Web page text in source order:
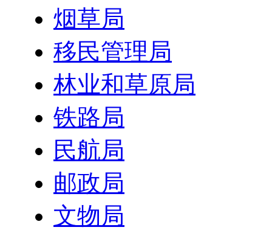
烟草局
移民管理局
林业和草原局
铁路局
民航局
邮政局
文物局